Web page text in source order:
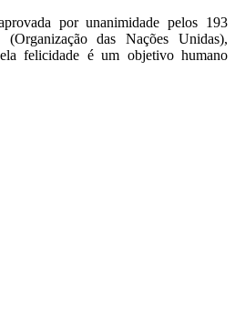
por unanimidade pelos 193
(Organização das Nações Unidas),
felicidade é um objetivo humano